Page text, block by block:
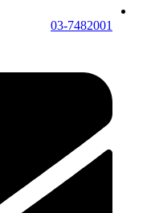
03-7482001